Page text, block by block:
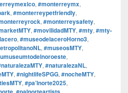
, #monterreymx,
, #monterreypetfriendly,
, #monterreysafety,
, #movilidadMTY, #mty, #mty-
, #museodelaceroHorno3,
, #museosMTY,
,
, #naturalezaNL,
, #nightlifeSPGG, #nocheMTY,
, #pa’lnorte2025,
, ,